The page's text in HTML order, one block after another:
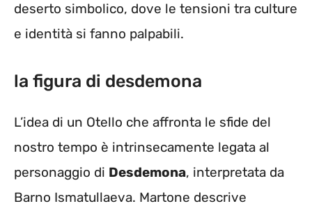
deserto simbolico, dove le tensioni tra culture
e identità si fanno palpabili.
la figura di desdemona
L’idea di un Otello che affronta le sfide del
nostro tempo è intrinsecamente legata al
personaggio di Desdemona, interpretata da
Barno Ismatullaeva. Martone descrive